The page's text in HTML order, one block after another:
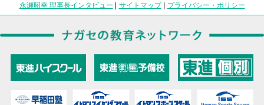
永瀬昭幸 理事長インタビュー | サイトマップ| プライバシー・ポリシー